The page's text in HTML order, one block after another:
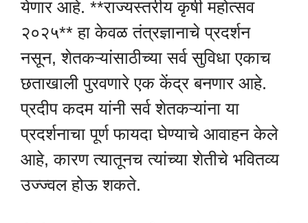
येणार आहे. **राज्यस्तरीय कृषी महोत्सव
२०२५** हा केवळ तंत्रज्ञानाचे प्रदर्शन
नसून, शेतकऱ्यांसाठीच्या सर्व सुविधा एकाच
छताखाली पुरवणारे एक केंद्र बनणार आहे.
प्रदीप कदम यांनी सर्व शेतकऱ्यांना या
प्रदर्शनाचा पूर्ण फायदा घेण्याचे आवाहन केले
आहे, कारण त्यातूनच त्यांच्या शेतीचे भवितव्य
उज्ज्वल होऊ शकते.